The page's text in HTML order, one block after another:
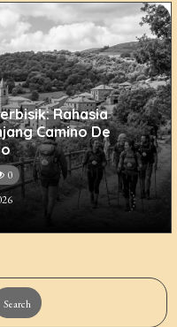
Rahasia
Camino De
0
Search